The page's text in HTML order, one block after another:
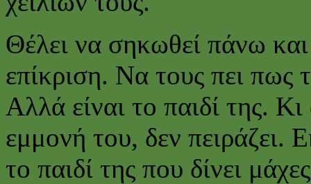
Θέλει να σηκωθεί πάνω
επίκριση. Να τους πει πως
Αλλά είναι το παιδί της. Κι
εμμονή του, δεν πειράζει.
το παιδί της που δίνει